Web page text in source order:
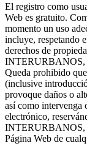
El registro como
Web es gratuito.
momento un uso
incluye, respetando
derechos de
INTERURBANOS,
Queda prohibido
(inclusive
provoque daños o
así como intervenga
electrónico,
INTERURBANOS,
Página Web de